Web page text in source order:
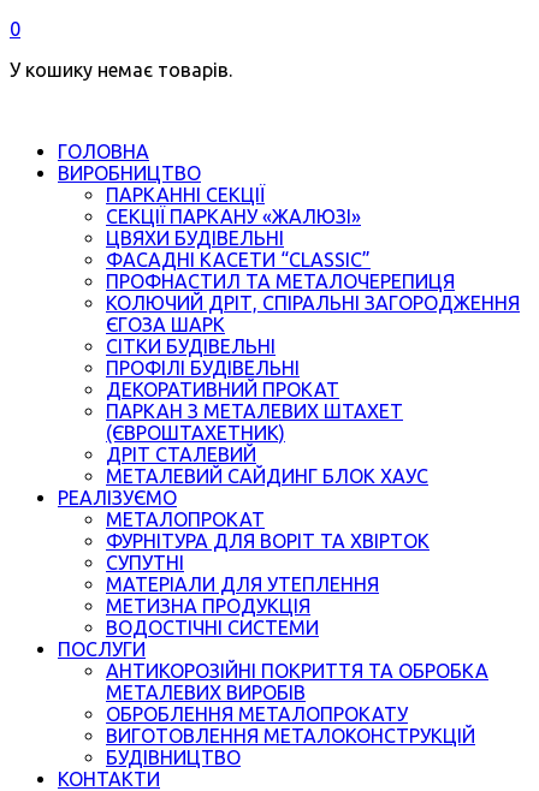
0
У кошику немає товарів.
ГОЛОВНА
ВИРОБНИЦТВО
ПАРКАННІ СЕКЦІЇ
СЕКЦІЇ ПАРКАНУ «ЖАЛЮЗІ»
ЦВЯХИ БУДІВЕЛЬНІ
ФАСАДНІ КАСЕТИ “CLASSIC”
ПРОФНАСТИЛ ТА МЕТАЛОЧЕРЕПИЦЯ
КОЛЮЧИЙ ДРІТ, СПІРАЛЬНІ ЗАГОРОДЖЕННЯ
ЄГОЗА ШАРК
СІТКИ БУДІВЕЛЬНІ
ПРОФІЛІ БУДІВЕЛЬНІ
ДЕКОРАТИВНИЙ ПРОКАТ
ПАРКАН З МЕТАЛЕВИХ ШТАХЕТ
(ЄВРОШТАХЕТНИК)
ДРІТ СТАЛЕВИЙ
МЕТАЛЕВИЙ САЙДИНГ БЛОК ХАУС
РЕАЛІЗУЄМО
МЕТАЛОПРОКАТ
ФУРНІТУРА ДЛЯ ВОРІТ ТА ХВІРТОК
СУПУТНІ
МАТЕРІАЛИ ДЛЯ УТЕПЛЕННЯ
МЕТИЗНА ПРОДУКЦІЯ
ВОДОСТІЧНІ СИСТЕМИ
ПОСЛУГИ
АНТИКОРОЗІЙНІ ПОКРИТТЯ ТА ОБРОБКА
МЕТАЛЕВИХ ВИРОБІВ
ОБРОБЛЕННЯ МЕТАЛОПРОКАТУ
ВИГОТОВЛЕННЯ МЕТАЛОКОНСТРУКЦІЙ
БУДІВНИЦТВО
КОНТАКТИ